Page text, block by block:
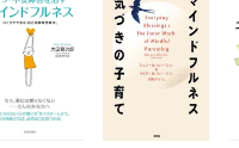
せになれるやさしさの瞑想
で実践するヴィパッサナー